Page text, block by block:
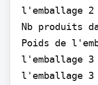
l'emballage 2
Nb produits
Poids de
l'emballage 3
l'emballage 3